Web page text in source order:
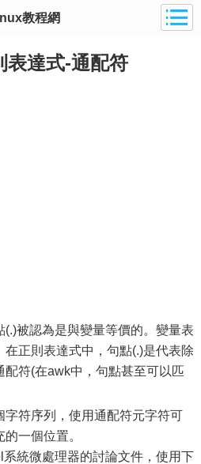
教程網
達式-通配符
被認為是與變量等價的。變量表
正則表達式中，句點(.)是代表除
符(在awk中，句點甚至可以匹
字符序列，使用通配符元字符可
一個位置。
統微處理器的討論文件，使用下